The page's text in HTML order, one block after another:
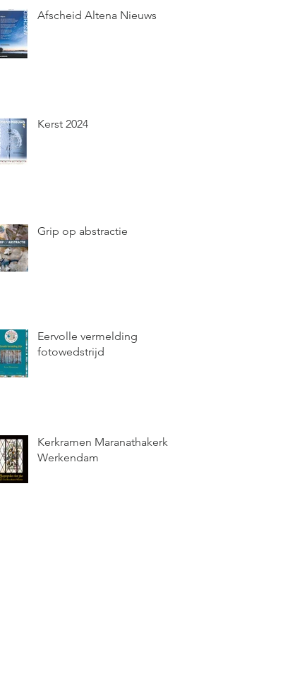
Afscheid Altena Nieuws
Kerst 2024
Grip op abstractie
Eervolle vermelding
fotowedstrijd
Kerkramen Maranathakerk
Werkendam